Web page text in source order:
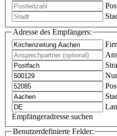
Adresse des Empfängers:
Empfängeradresse suchen
Benutzerdefinierte Felder: